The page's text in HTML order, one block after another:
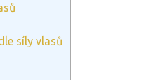
síly vlasů